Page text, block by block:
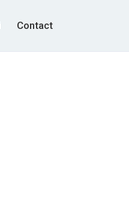
Contact